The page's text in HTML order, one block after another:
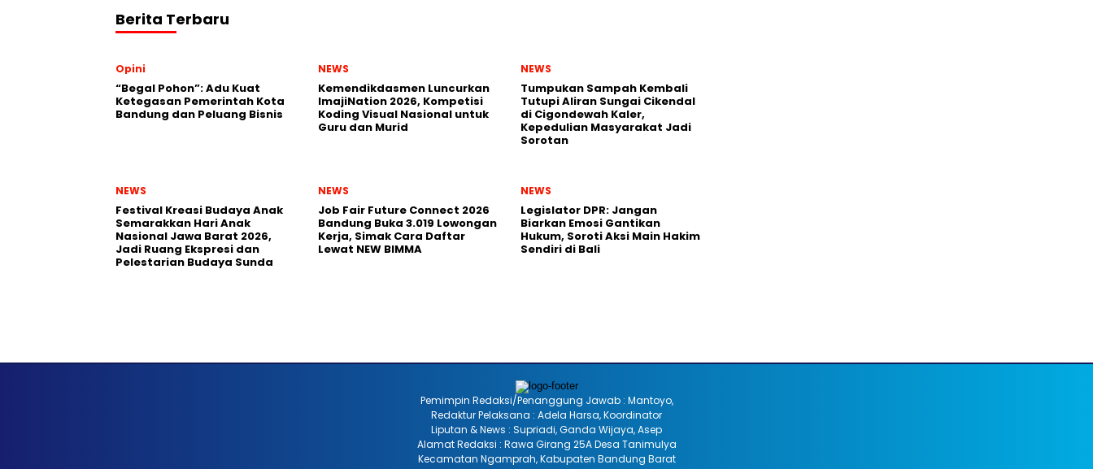
Berita Terbaru
Opini
“Begal Pohon”: Adu Kuat
Ketegasan Pemerintah Kota
Bandung dan Peluang Bisnis
NEWS
Kemendikdasmen Luncurkan
ImajiNation 2026, Kompetisi
Koding Visual Nasional untuk
Guru dan Murid
NEWS
Tumpukan Sampah Kembali
Tutupi Aliran Sungai Cikendal
di Cigondewah Kaler,
Kepedulian Masyarakat Jadi
Sorotan
NEWS
Festival Kreasi Budaya Anak
Semarakkan Hari Anak
Nasional Jawa Barat 2026,
Jadi Ruang Ekspresi dan
Pelestarian Budaya Sunda
NEWS
Job Fair Future Connect 2026
Bandung Buka 3.019 Lowongan
Kerja, Simak Cara Daftar
Lewat NEW BIMMA
NEWS
Legislator DPR: Jangan
Biarkan Emosi Gantikan
Hukum, Soroti Aksi Main Hakim
Sendiri di Bali
Pemimpin Redaksi/Penanggung Jawab : Mantoyo,
Redaktur Pelaksana : Adela Harsa, Koordinator
Liputan & News : Supriadi, Ganda Wijaya, Asep
Alamat Redaksi : Rawa Girang 25A Desa Tanimulya
Kecamatan Ngamprah, Kabupaten Bandung Barat